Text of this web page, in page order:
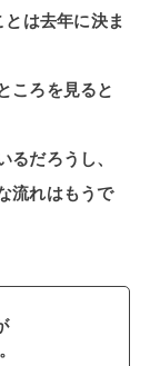
は去年に決ま
ころを見ると
るだろうし、
流れはもうで